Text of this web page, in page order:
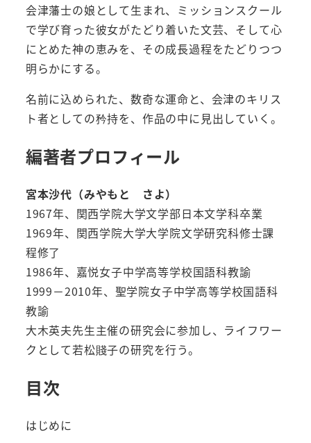
会津藩士の娘として生まれ、ミッションスクール
で学び育った彼女がたどり着いた文芸、そして心
にとめた神の恵みを、その成長過程をたどりつつ
明らかにする。
名前に込められた、数奇な運命と、会津のキリス
ト者としての矜持を、作品の中に見出していく。
編著者プロフィール
宮本沙代（みやもと さよ）
1967年、関西学院大学文学部日本文学科卒業
1969年、関西学院大学大学院文学研究科修士課
程修了
1986年、嘉悦女子中学高等学校国語科教諭
1999－2010年、聖学院女子中学高等学校国語科
教諭
大木英夫先生主催の研究会に参加し、ライフワー
クとして若松賤子の研究を行う。
目次
はじめに